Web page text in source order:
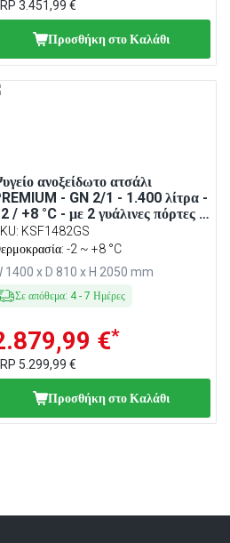
3.451,99 €
Προσθήκη στο Καλάθι
ανοξείδωτο ατσάλι
- GN 2/1 - 1.400 λίτρα -
/ +8 °C - με 2 γυάλινες πόρτες -
κυκλοφορίας,
απόψυξη, LED
φωτισμός, Κλειδαριά, R290
: KSF1482GS
-2 ~ +8 °C
1400 x D 810 x H 2050 mm
Σε απόθεμα: 4-7 Ημέρες
€*
5.299,99 €
Προσθήκη στο Καλάθι